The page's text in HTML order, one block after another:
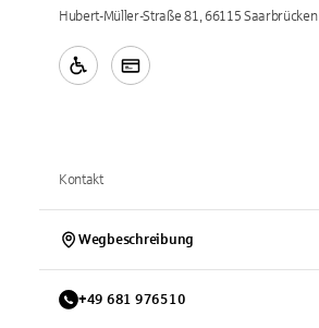
Hubert-Müller-Straße 81, 66115 Saarbrücken
Kontakt
Wegbeschreibung
+49 681 976510